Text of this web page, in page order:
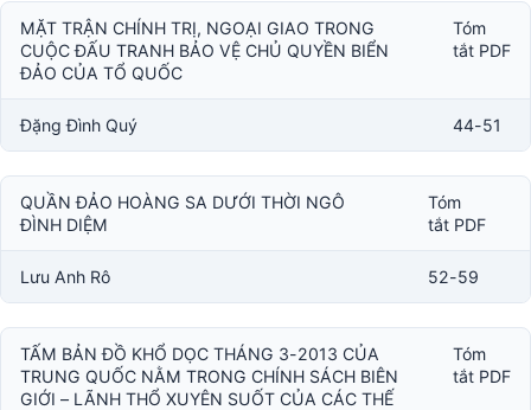
MẶT TRẬN CHÍNH TRỊ, NGOẠI GIAO TRONG
CUỘC ĐẤU TRANH BẢO VỆ CHỦ QUYỀN BIỂN
ĐẢO CỦA TỔ QUỐC
Tóm
tắt PDF
Đặng Đình Quý 44-51
QUẦN ĐẢO HOÀNG SA DƯỚI THỜI NGÔ
ĐÌNH DIỆM
Tóm
tắt PDF
Lưu Anh Rô 52-59
TẤM BẢN ĐỒ KHỔ DỌC THÁNG 3-2013 CỦA
TRUNG QUỐC NẰM TRONG CHÍNH SÁCH BIÊN
GIỚI – LÃNH THỔ XUYÊN SUỐT CỦA CÁC THẾ
Tóm
tắt PDF